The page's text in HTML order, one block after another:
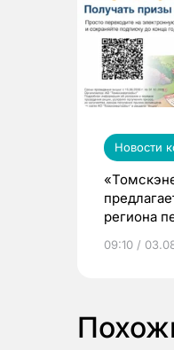
Новости
региона
выиграть
09:10 /